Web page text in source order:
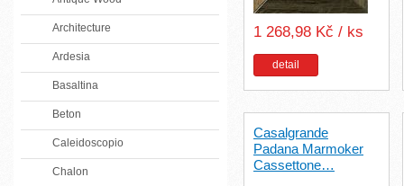
Architecture
Ardesia
Basaltina
Beton
Caleidoscopio
Chalon
1 268,98 Kč / ks
detail
Casalgrande
Padana Marmoker
Cassettone…